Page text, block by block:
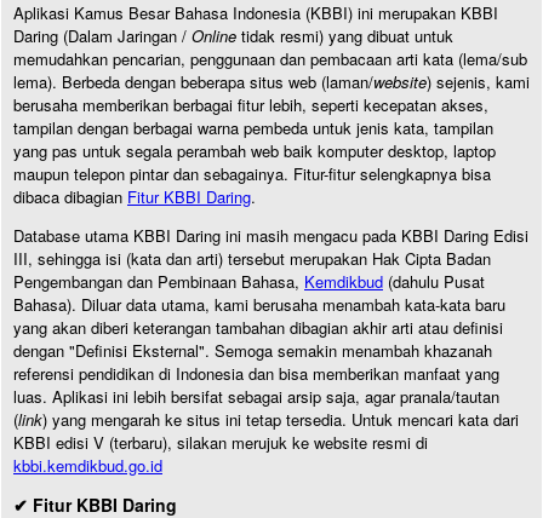
Aplikasi Kamus Besar Bahasa Indonesia (KBBI) ini merupakan KBBI
Daring (Dalam Jaringan / Online tidak resmi) yang dibuat untuk
memudahkan pencarian, penggunaan dan pembacaan arti kata (lema/sub
lema). Berbeda dengan beberapa situs web (laman/website) sejenis, kami
berusaha memberikan berbagai fitur lebih, seperti kecepatan akses,
tampilan dengan berbagai warna pembeda untuk jenis kata, tampilan
yang pas untuk segala perambah web baik komputer desktop, laptop
maupun telepon pintar dan sebagainya. Fitur-fitur selengkapnya bisa
dibaca dibagian Fitur KBBI Daring.
Database utama KBBI Daring ini masih mengacu pada KBBI Daring Edisi
III, sehingga isi (kata dan arti) tersebut merupakan Hak Cipta Badan
Pengembangan dan Pembinaan Bahasa, Kemdikbud (dahulu Pusat
Bahasa). Diluar data utama, kami berusaha menambah kata-kata baru
yang akan diberi keterangan tambahan dibagian akhir arti atau definisi
dengan "Definisi Eksternal". Semoga semakin menambah khazanah
referensi pendidikan di Indonesia dan bisa memberikan manfaat yang
luas. Aplikasi ini lebih bersifat sebagai arsip saja, agar pranala/tautan
(link) yang mengarah ke situs ini tetap tersedia. Untuk mencari kata dari
KBBI edisi V (terbaru), silakan merujuk ke website resmi di
kbbi.kemdikbud.go.id
✔ Fitur KBBI Daring